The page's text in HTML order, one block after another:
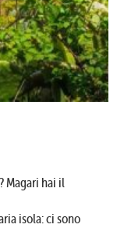
? Magari hai il
isola: ci sono